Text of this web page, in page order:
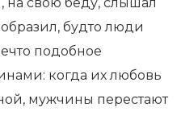
будто люди
подобное
когда их любовь
мужчины перестают